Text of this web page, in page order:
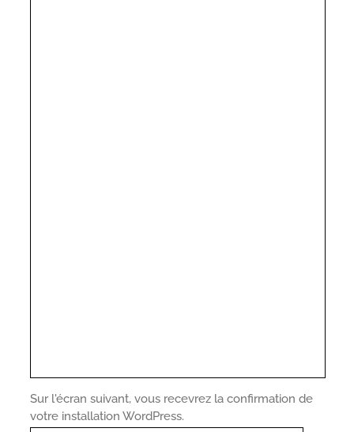
Sur l'écran suivant, vous recevrez la confirmation de
votre installation WordPress.